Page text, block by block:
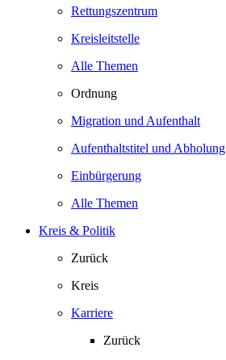
Rettungszentrum
Kreisleitstelle
Alle Themen
Ordnung
Migration und Aufenthalt
Aufenthaltstitel und Abholung
Einbürgerung
Alle Themen
Kreis & Politik
Zurück
Kreis
Karriere
Zurück